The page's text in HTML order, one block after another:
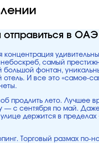
отправиться в ОАЭ
концентрация
самый
большой фонтан,
отель. И все это «самое-
продлить лето. Лучшее
— с сентября по май.
держится в пределах
Торговый размах по-